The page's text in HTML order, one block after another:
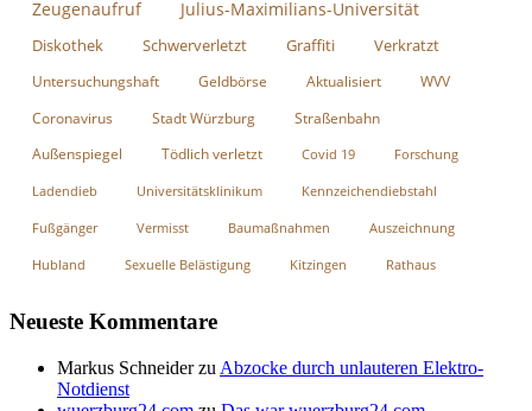
Zeugenaufruf
Julius-Maximilians-Universität
Diskothek Schwerverletzt Graffiti Verkratzt
Untersuchungshaft Geldbörse Aktualisiert
WVV
Coronavirus
Stadt Würzburg Straßenbahn
Außenspiegel Tödlich verletzt Covid 19 Forschung
Ladendieb Universitätsklinikum Kennzeichendiebstahl
Fußgänger Vermisst Baumaßnahmen Auszeichnung
Hubland Sexuelle Belästigung Kitzingen Rathaus
Neueste Kommentare
Markus Schneiderzu Abzocke durch unlauteren Elektro-
Notdienst